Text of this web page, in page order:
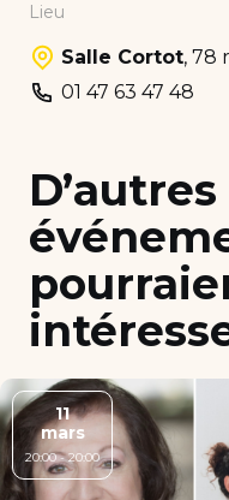
Lieu
Salle Cortot, 78
01 47 63 47 48
D’autres
11
mars
20:00 - 20:00